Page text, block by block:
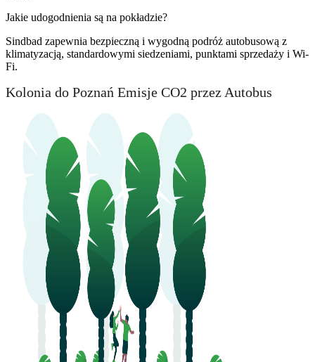
Jakie udogodnienia są na pokładzie?
Sindbad zapewnia bezpieczną i wygodną podróż autobusową z
klimatyzacją, standardowymi siedzeniami, punktami sprzedaży i Wi-
Fi.
Kolonia do Poznań Emisje CO2 przez Autobus